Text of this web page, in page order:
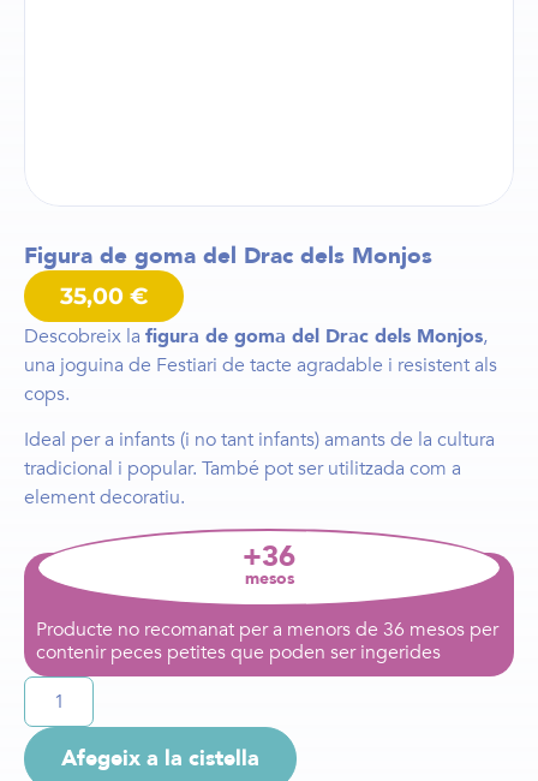
Figura de goma del Drac dels Monjos
35,00 €
Descobreix la figura de goma del Drac dels Monjos,
una joguina de Festiari de tacte agradable i resistent als
cops.
Ideal per a infants (i no tant infants) amants de la cultura
tradicional i popular. També pot ser utilitzada com a
element decoratiu.
+36
mesos
Producte no recomanat per a menors de 36 mesos per
contenir peces petites que poden ser ingerides
Afegeix a la cistella